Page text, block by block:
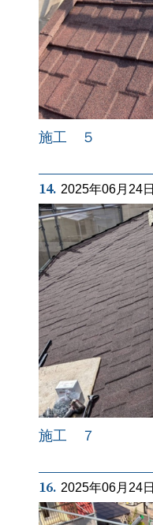
施工 ５
14. 2025年06月24日
施工 ７
16. 2025年06月24日